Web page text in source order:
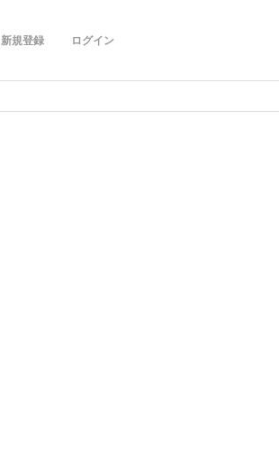
ログイン
新規登録